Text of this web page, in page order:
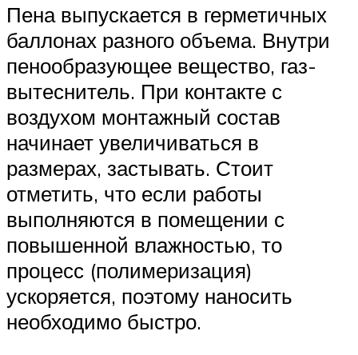
Пена выпускается в герметичных
баллонах разного объема. Внутри
пенообразующее вещество, газ-
вытеснитель. При контакте с
воздухом монтажный состав
начинает увеличиваться в
размерах, застывать. Стоит
отметить, что если работы
выполняются в помещении с
повышенной влажностью, то
процесс (полимеризация)
ускоряется, поэтому наносить
необходимо быстро.